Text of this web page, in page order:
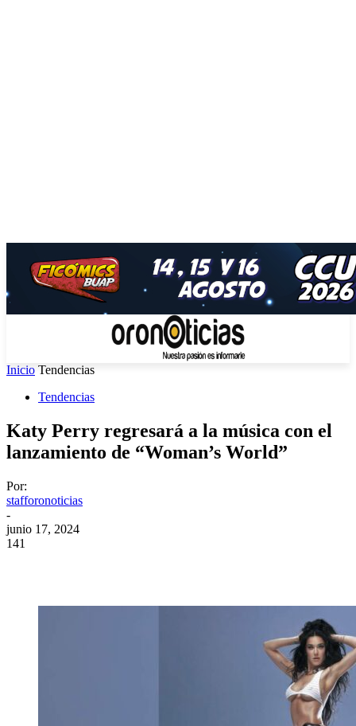
Inicio Tendencias
Tendencias
Katy Perry regresará a la música con el
lanzamiento de “Woman’s World”
Por:
stafforonoticias
-
junio 17, 2024
141